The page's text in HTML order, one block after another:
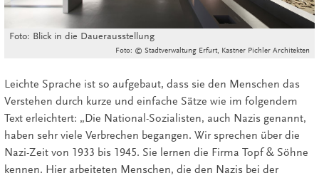
Foto: Blick in die Dauerausstellung
Foto: © Stadtverwaltung Erfurt, Kastner Pichler Architekten
Leichte Sprache ist so aufgebaut, dass sie den Menschen das
Verstehen durch kurze und einfache Sätze wie im folgendem
Text erleichtert: „Die National-Sozialisten, auch Nazis genannt,
haben sehr viele Verbrechen begangen. Wir sprechen über die
Nazi-Zeit von 1933 bis 1945. Sie lernen die Firma Topf & Söhne
kennen. Hier arbeiteten Menschen, die den Nazis bei der